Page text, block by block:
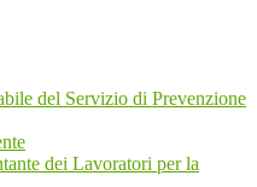
del Servizio di Prevenzione
dei Lavoratori per la